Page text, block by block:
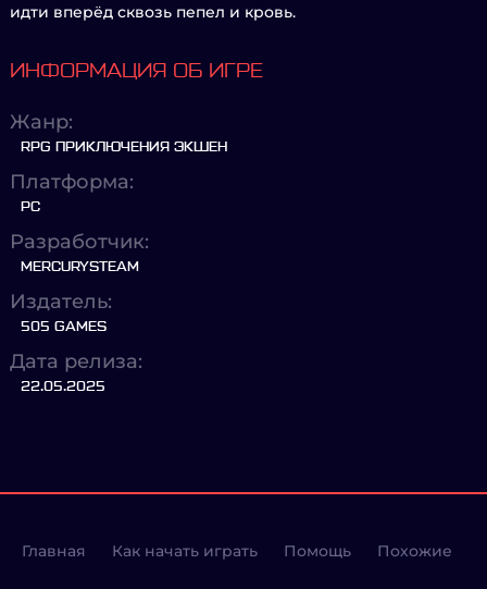
идти вперёд сквозь пепел и кровь.
ИНФОРМАЦИЯ ОБ ИГРЕ
Жанр:
RPG ПРИКЛЮЧЕНИЯ ЭКШЕН
Платформа:
PC
Разработчик:
MERCURYSTEAM
Издатель:
505 GAMES
Дата релиза:
22.05.2025
Главная Как начать играть Помощь Похожие